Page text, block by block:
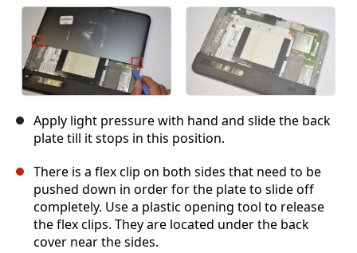
Apply light pressure with hand and slide the back
plate till it stops in this position.
There is a flex clip on both sides that need to be
pushed down in order for the plate to slide off
completely. Use a plastic opening tool to release
the flex clips. They are located under the back
cover near the sides.